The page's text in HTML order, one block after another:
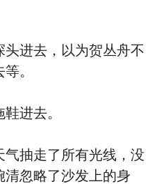
进去，以为贺丛舟不
。
进去。
气抽走了所有光线，没
忽略了沙发上的身